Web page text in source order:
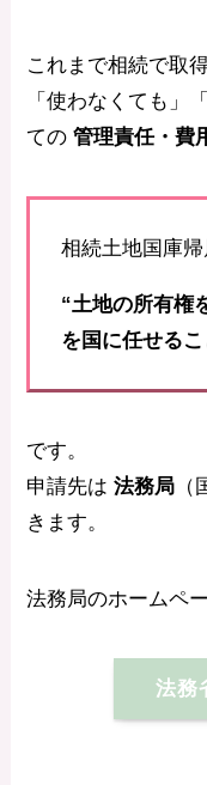
これまで相続で取
「使わなくても」
ての管理責任・費
相続土地国庫帰
“土地の所有権
を国に任せる
です。
申請先は法務局
きます。
法務局のホームペ
法務